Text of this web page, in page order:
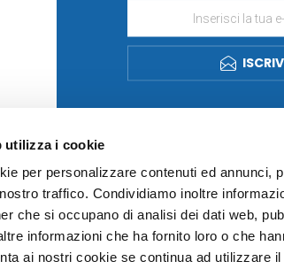
utilizza i cookie
per personalizzare contenuti ed annunci,
traffico. Condividiamo inoltre
che si occupano di analisi dei dati web,
informazioni che ha fornito loro o che
ai nostri cookie se continua ad utilizzare